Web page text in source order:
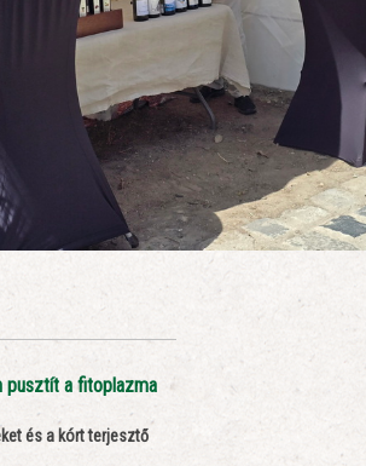
pusztít a fitoplazma
és a kórt terjesztő